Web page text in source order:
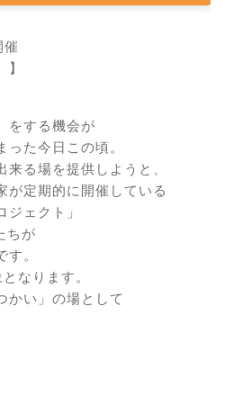
をする機会が
た今日この頃。
る場を提供しようと、
が定期的に開催している
ジェクト」
ちが
。
なります。
かい」の場として